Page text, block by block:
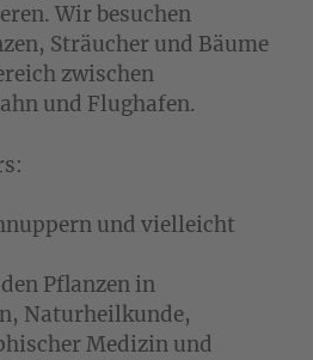
Wir besuchen
Sträucher und Bäume
zwischen
und Flughafen.
und vielleicht
Pflanzen in
Naturheilkunde,
Medizin und